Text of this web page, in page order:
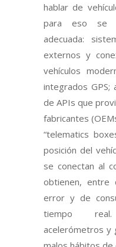
hablar de
para eso se
adecuada:
externos y
vehículos
integrados GPS;
de APIs que
fabricantes
“telematics
posición del
se conectan al
obtienen, entre
error y de
tiempo
acelerómetros y